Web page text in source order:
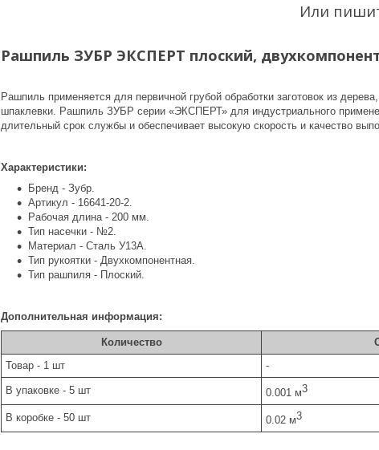
Или
Рашпиль ЗУБР ЭКСПЕРТ плоский,
Рашпиль применяется для первичной грубой обработки заготовок из
шпаклевки. Рашпиль ЗУБР серии «ЭКСПЕРТ» для индустриального
длительный срок службы и обеспечивает высокую скорость и качество
Характеристики:
Бренд - Зубр.
Артикул - 16641-20-2.
Рабочая длина - 200 мм.
Тип насечки - №2.
Материал - Сталь У13А.
Тип рукоятки - Двухкомпонентная.
Тип рашпиля - Плоский.
Дополнительная информация:
Количество
Товар - 1 шт
-
В упаковке - 5 шт 0.001 м3
В коробке - 50 шт 0.02 м3